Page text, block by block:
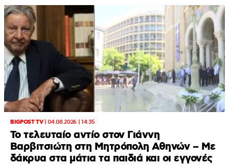
BIGPOST TV|04.08.2026 | 14:35
Το τελευταίο αντίο στον Γιάννη
Βαρβιτσιώτη στη Μητρόπολη Αθηνών – Με
δάκρυα στα μάτια τα παιδιά και οι εγγονές